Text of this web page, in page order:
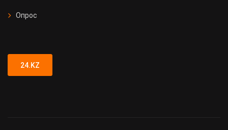
Опрос
24.KZ